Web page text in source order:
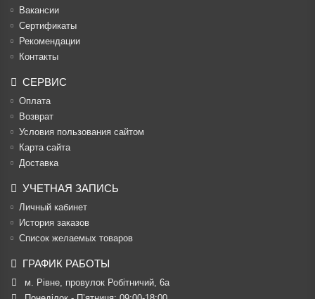
Вакансии
Cертификаты
Рекомендации
Контакты
СЕРВИС
Оплата
Возврат
Условия пользования сайтом
Карта сайта
Доставка
УЧЕТНАЯ ЗАПИСЬ
Личный кабинет
История заказов
Список желаемых товаров
ГРАФИК РАБОТЫ
м. Рівне, провулок Робітничий, 6а